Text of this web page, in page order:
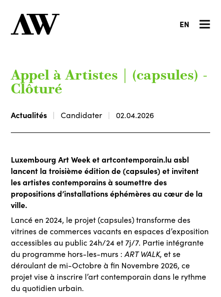
EN
Appel à Artistes | (capsules) -
Clôturé
Actualités Candidater 02.04.2026
Luxembourg Art Week et artcontemporain.lu asbl
lancent la troisième édition de (capsules)et invitent
les artistes contemporains à soumettre des
propositions d’installations éphémères au cœur de la
ville.
Lancé en 2024, le projet (capsules) transforme des
vitrines de commerces vacants en espaces d’exposition
accessibles au public 24h/24 et 7j/7. Partie intégrante
du programme hors-les-murs :ART WALK, et se
déroulant de mi-Octobre à fin Novembre 2026, ce
projet vise à inscrire l’art contemporain dans le rythme
du quotidien urbain.